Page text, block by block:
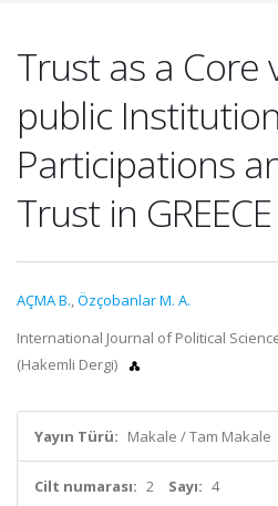
Trust as a Core
public
Participations
Trust in
AÇMA B.,Özçobanlar M. A.
International Journal of Political
(Hakemli Dergi)
Yayın Türü: Makale / Tam Makale
Cilt numarası: 2 Sayı: 4